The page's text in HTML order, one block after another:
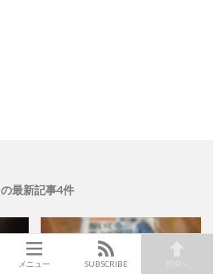
の最新記事4件
メニュー SUBSCRIBE